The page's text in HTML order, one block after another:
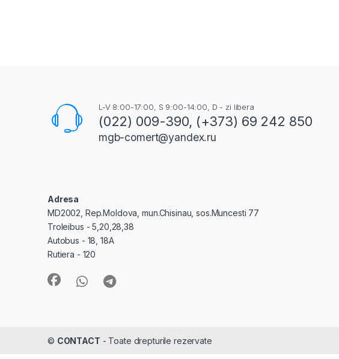
L-V 8:00-17:00, S 9:00-14:00, D - zi libera
(022) 009-390, (+373) 69 242 850
mgb-comert@yandex.ru
Adresa
MD2002, Rep.Moldova, mun.Chisinau, sos.Muncesti 77
Troleibus - 5,20,28,38
Autobus - 18, 18A
Rutiera - 120
© CONTACT - Toate drepturile rezervate